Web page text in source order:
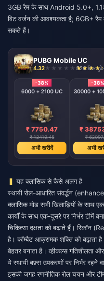
3GB रैम के साथ Android 5.0+,
बिट वर्जन की आवश्यकता है; 6GB+ रैम
सकते हैं।
PUBG Mobile UC
4.32 826 बिक चुके
-38%
6000 + 2100 UC
₹ 7750.47
₹ 12419.45
अभी खरीदें
-38%
30000 +
₹
₹
अभी
यह क्लासिक से कैसे अलग है
स्थायी रोल-आधारित संवर्द्धन
क्लासिक मोड सभी खिलाड़ियों के साथ
कार्यों के साथ एक-दूसरे पर निर्भर टीमें
चिकित्सा दक्षता को बढ़ाते हैं। रिकॉन
है। कॉम्बैट आक्रामक शक्ति को बढ़ाता
बेहतर बनाता है। व्हीकल्स गतिशीलता
ये स्थायी बफ़्स उपकरणों पर निर्भर रहने
इसकी जगह रणनीतिक रोल चयन और